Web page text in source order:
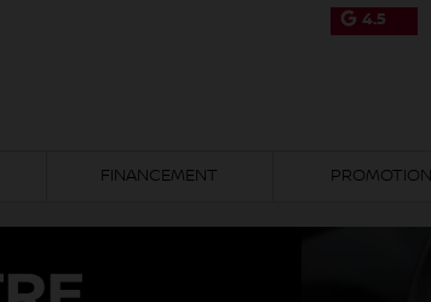
4.5
FINANCEMENT